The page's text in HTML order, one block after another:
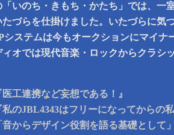
「いのち・きもち・かたち」では、一
たづらを仕掛けました。いたづらに気
システムは今もオークションにマイナ
ィオでは現代音楽・ロックからクラシ
工連携など妄想である！』
のJBL4343はフリーになってからの
からデザイン役割を語る基礎として